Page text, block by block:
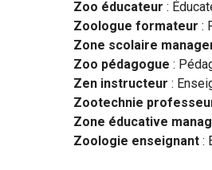
Zoo éducateur :
Zoologue formateur :
Zone scolaire
Zoo pédagogue :
Zen instructeur :
Zootechnie
Zone éducative
Zoologie enseignant :